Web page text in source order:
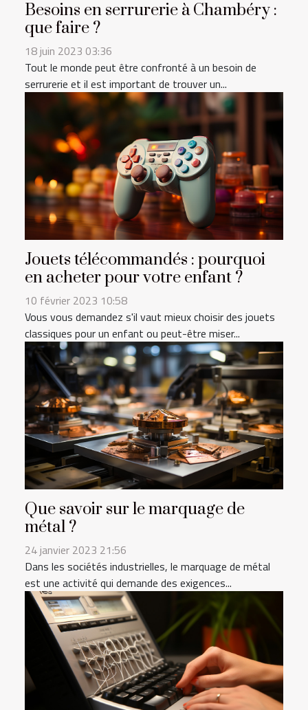
Besoins en serrurerie à Chambéry :
que faire ?
18 juin 2023 03:36
Tout le monde peut être confronté à un besoin de
serrurerie et il est important de trouver un...
Jouets télécommandés : pourquoi
en acheter pour votre enfant ?
10 février 2023 10:58
Vous vous demandez s'il vaut mieux choisir des jouets
classiques pour un enfant ou peut-être miser...
Que savoir sur le marquage de
métal ?
24 janvier 2023 21:56
Dans les sociétés industrielles, le marquage de métal
est une activité qui demande des exigences...